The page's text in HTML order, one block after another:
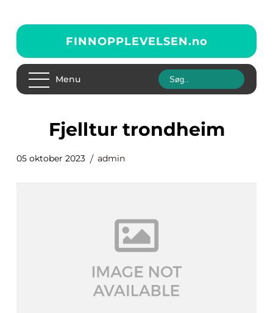
FINNOPPLEVELSEN.no
Menu
fjelltur trondheim
05 oktober 2023 admin